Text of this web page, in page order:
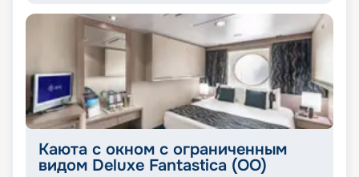
Каюта с окном с ограниченным
видом Deluxe Fantastica (OO)